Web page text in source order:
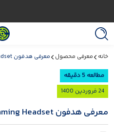
خانه معرفی محصول معرفی هدفون Sennheiser GSP 370 Gaming Headset
مطالعه 5 دقیقه
24 فروردین 1400
معرفی هدفون Sennheiser GSP 370 Gaming Headset